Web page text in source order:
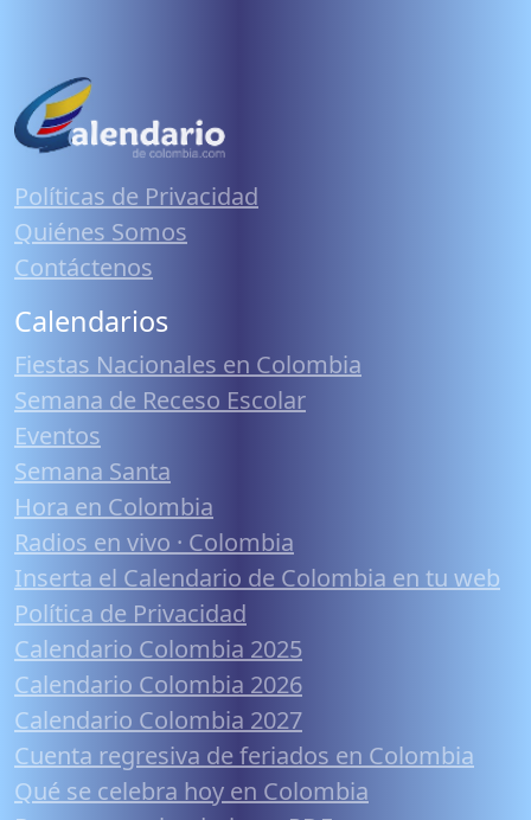
Políticas de Privacidad
Quiénes Somos
Contáctenos
Calendarios
Fiestas Nacionales en Colombia
Semana de Receso Escolar
Eventos
Semana Santa
Hora en Colombia
Radios en vivo · Colombia
Inserta el Calendario de Colombia en tu web
Política de Privacidad
Calendario Colombia 2025
Calendario Colombia 2026
Calendario Colombia 2027
Cuenta regresiva de feriados en Colombia
Qué se celebra hoy en Colombia